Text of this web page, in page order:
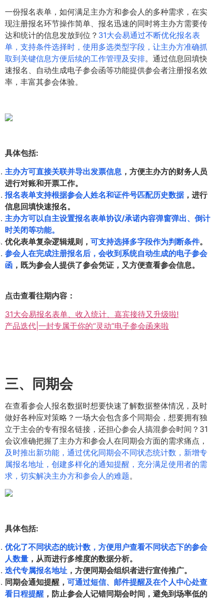
一份报名表单，如何满足主办方和参会人的多种需求，在实
现注册报名环节操作简单、报名迅速的同时将主办方需要传
达和统计的信息发放到位？ 31大会易通过不断优化报名表
单，支持条件选择时，使用多选类型字段，让主办方准确抓
取到关键信息方便后续的工作管理及安排。通过信息回填快
速报名、自动生成电子参会函等功能提供参会者注册报名效
率，丰富其参会体验。
具体包括:
主办方可直接关联并导出发票信息 ，方便主办方的财务人员
进行对账和开票工作。
报名表单支持根据参会人姓名和证件号匹配历史数据，进行
信息回填快速报名。
主办方可以自主设置报名表单协议/承诺内容弹窗弹出、倒计
时关闭等功能。
优化表单复杂逻辑规则， 可支持选择多字段作为判断条件。
参会人在完成注册报名后，会收到系统自动生成的电子参会
函 ，既为参会人提供了参会凭证，又方便查看参会信息。
点击查看往期内容：
31大会易报名表单、收入统计、嘉宾接待又升级啦!
产品迭代|一封专属于你的“灵动”电子参会函来啦
三、同期会
在查看参会人报名数据时想要快速了解数据整体情况，及时
做好各种应对策略？一场大会包含多个同期会，想要拥有独
立于主会的专有报名链接，还担心参会人搞混参会时间？31
会议准确把握了主办方和参会人在同期会方面的需求痛点，
及时推出新功能，通过优化同期会不同状态统计数，新增专
属报名地址，创建多样化的通知提醒，充分满足使用者的需
求，切实解决主办方和参会人的难题。
具体包括:
优化了不同状态的统计数，方便用户查看不同状态下的参会
人数量 ，从而进行多维度的数据分析。
迭代专属报名地址 ，方便同期会组织者进行宣传推广。
同期会通知提醒， 可通过短信、邮件提醒及在个人中心处查
看日程提醒 ，防止参会人记错同期会时间，避免到场率低的